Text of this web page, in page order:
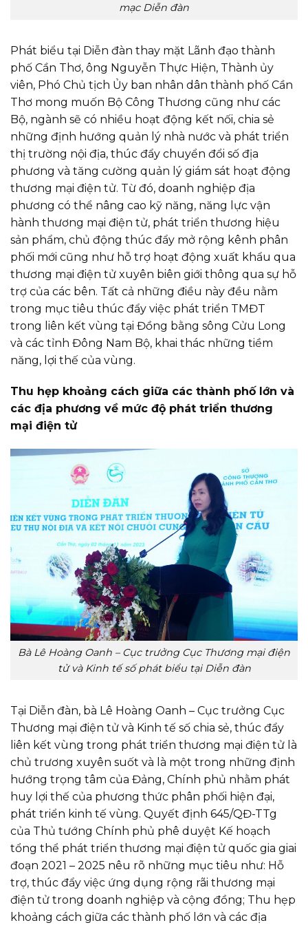
mạc Diễn đàn
Phát biểu tại Diễn đàn thay mặt Lãnh đạo thành
phố Cần Thơ, ông Nguyễn Thực Hiện, Thành ủy
viên, Phó Chủ tịch Ủy ban nhân dân thành phố Cần
Thơ mong muốn Bộ Công Thương cũng như các
Bộ, ngành sẽ có nhiều hoạt động kết nối, chia sẻ
những định hướng quản lý nhà nước và phát triển
thị trường nội địa, thúc đẩy chuyển đổi số địa
phương và tăng cường quản lý giám sát hoạt động
thương mại điện tử. Từ đó, doanh nghiệp địa
phương có thể nâng cao kỹ năng, năng lực vận
hành thương mại điện tử, phát triển thương hiệu
sản phẩm, chủ động thúc đẩy mở rộng kênh phân
phối mới cũng như hỗ trợ hoạt động xuất khẩu qua
thương mại điện tử xuyên biên giới thông qua sự hỗ
trợ của các bên. Tất cả những điều này đều nằm
trong mục tiêu thúc đẩy việc phát triển TMĐT
trong liên kết vùng tại Đồng bằng sông Cửu Long
và các tỉnh Đông Nam Bộ, khai thác những tiềm
năng, lợi thế của vùng.
Thu hẹp khoảng cách giữa các thành phố lớn và
các địa phương về mức độ phát triển thương
mại điện tử
Bà Lê Hoàng Oanh – Cục trưởng Cục Thương mại điện
tử và Kinh tế số phát biểu tại Diễn đàn
Tại Diễn đàn, bà Lê Hoàng Oanh – Cục trưởng Cục
Thương mại điện tử và Kinh tế số chia sẻ, thúc đẩy
liên kết vùng trong phát triển thương mại điện tử là
chủ trương xuyên suốt và là một trong những định
hướng trọng tâm của Đảng, Chính phủ nhằm phát
huy lợi thế của phương thức phân phối hiện đại,
phát triển kinh tế vùng. Quyết định 645/QĐ-TTg
của Thủ tướng Chính phủ phê duyệt Kế hoạch
tổng thể phát triển thương mại điện tử quốc gia giai
đoạn 2021 – 2025 nêu rõ những mục tiêu như: Hỗ
trợ, thúc đẩy việc ứng dụng rộng rãi thương mại
điện tử trong doanh nghiệp và cộng đồng; Thu hẹp
khoảng cách giữa các thành phố lớn và các địa